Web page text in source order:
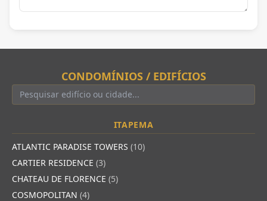
CONDOMÍNIOS / EDIFÍCIOS
ITAPEMA
ATLANTIC PARADISE TOWERS (10)
CARTIER RESIDENCE (3)
CHATEAU DE FLORENCE (5)
COSMOPOLITAN (4)